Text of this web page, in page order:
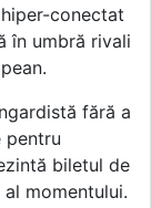
conectat
în umbră rivali
fără a
pentru
biletul de
momentului.